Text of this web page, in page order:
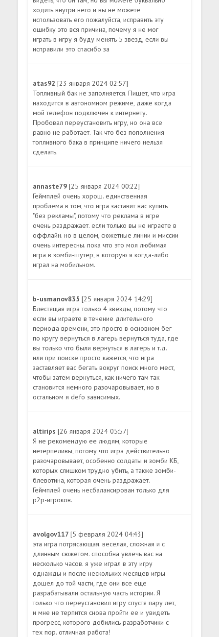
ходить внутри него и вы не можете
использовать его пожалуйста, исправить эту
ошибку это вся причина, почему я не мог
играть в игру я буду менять 5 звезд, если вы
исправили это спасибо за
atas92[23 января 2024 02:57]
Топливный бак не заполняется. Пишет, что игра
находится в автономном режиме, даже когда
мой телефон подключен к интернету.
Пробовал переустановить игру, но она все
равно не работает. Так что без пополнения
топливного бака в принципе ничего нельзя
сделать.
annaste79[25 января 2024 00:22]
Геймплей очень хорош. единственная
проблема в том, что игра заставит вас купить
"без рекламы", потому что реклама в игре
очень раздражает. если только вы не играете в
оффлайн. но в целом, сюжетные линии и миссии
очень интересны. пока что это моя любимая
игра в зомби-шутер, в которую я когда-либо
играл на мобильном.
b-usmanov835[25 января 2024 14:29]
Блестящая игра только 4 звезды, потому что
если вы играете в течение длительного
периода времени, это просто в основном бег
по кругу вернуться в лагерь вернуться туда, где
вы только что были вернуться в лагерь и т.д.
или при поиске просто кажется, что игра
заставляет вас бегать вокруг поиск много мест,
чтобы затем вернуться, как ничего там так
становится немного разочаровывает, но в
остальном я defo зависимых.
altirips[26 января 2024 05:57]
Я не рекомендую ее людям, которые
нетерпеливы, потому что игра действительно
разочаровывает, особенно солдаты и зомби КБ,
которых слишком трудно убить, а также зомби-
блевотина, которая очень раздражает.
Геймплей очень несбалансирован только для
p2p-игроков.
avolgov117[5 февраля 2024 04:43]
эта игра потрясающая. веселая, сложная и с
длинным сюжетом. способна увлечь вас на
несколько часов. я уже играл в эту игру
однажды и после нескольких месяцев игры
дошел до той части, где они все еще
разрабатывали остальную часть истории. Я
только что переустановил игру спустя пару лет,
и мне не терпится снова пройти ее и увидеть
прогресс, которого добились разработчики с
тех пор. отличная работа!